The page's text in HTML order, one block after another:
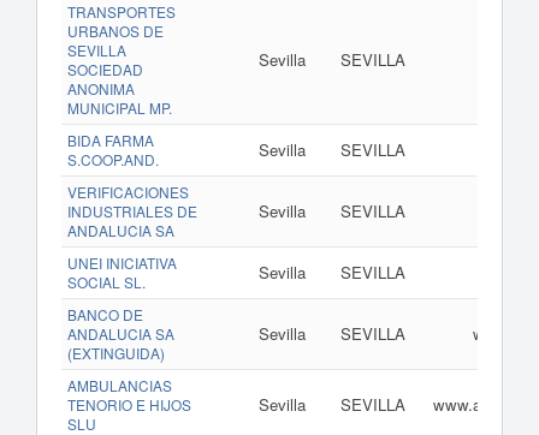
TRANSPORTES
URBANOS DE
SEVILLA
SOCIEDAD
ANONIMA
MUNICIPAL MP.
Sevilla SEVILLA
BIDA FARMA
S.COOP.AND.
Sevilla SEVILLA
VERIFICACIONES
INDUSTRIALES DE
ANDALUCIA SA
Sevilla SEVILLA
UNEI INICIATIVA
SOCIAL SL.
Sevilla SEVILLA
BANCO DE
ANDALUCIA SA
(EXTINGUIDA)
Sevilla SEVILLA
AMBULANCIAS
TENORIO E HIJOS
SLU
Sevilla SEVILLA